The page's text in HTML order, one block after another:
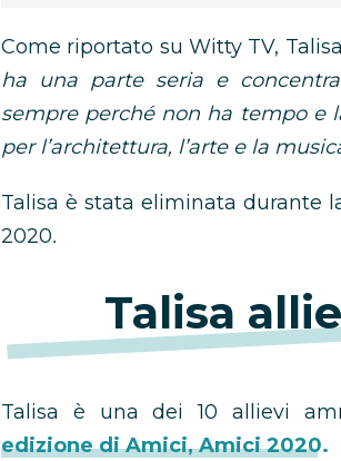
Come riportato su Witty TV, Talisa
ha una parte seria e
sempre perché non ha tempo e
per l’architettura, l’arte e la
Talisa è stata eliminata durante
2020.
Talisa
Talisa è una dei 10 allievi
edizione di Amici, Amici 2020.